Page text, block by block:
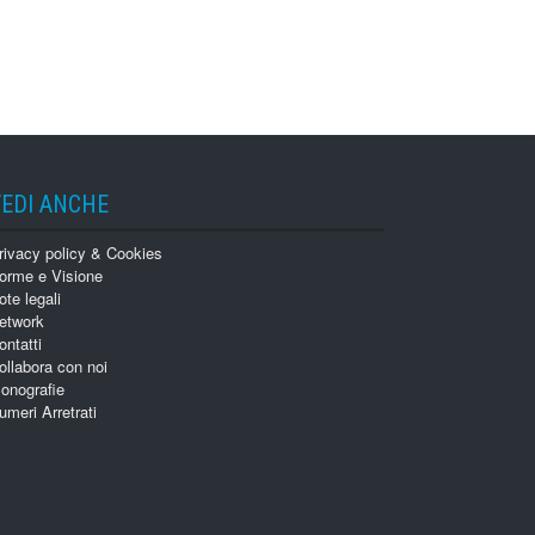
ANCHE
policy & Cookies
e Visione
legali
con noi
Arretrati